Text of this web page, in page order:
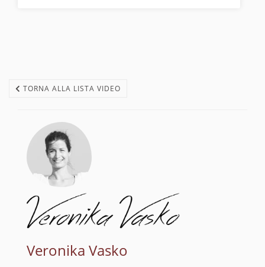
TORNA ALLA LISTA VIDEO
Veronika Vasko